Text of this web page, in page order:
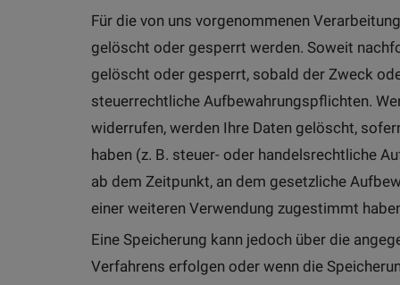
Für die von uns vorgenommenen
gelöscht oder gesperrt werden. Soweit
gelöscht oder gesperrt, sobald der Zweck
steuerrechtliche Aufbewahrungspflichten.
widerrufen, werden Ihre Daten gelöscht,
haben (z. B. steuer- oder handelsrechtliche
ab dem Zeitpunkt, an dem gesetzliche
einer weiteren Verwendung zugestimmt
Eine Speicherung kann jedoch über die
Verfahrens erfolgen oder wenn die